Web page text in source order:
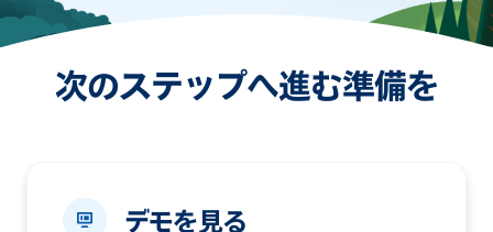
次のステップへ進む準備を
デモを見る